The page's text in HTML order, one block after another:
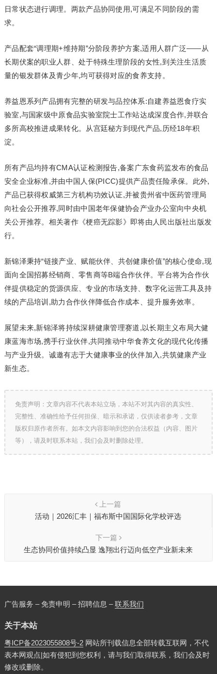
日常状态进行调理。两款产品协同使用,可满足不同阶段的需
求。
产品配套“调理期+维持期”分阶段养护方案,适用人群广泛——从
长期伏案的职业人群、处于特殊生理阶段的女性,到关注生活质
量的银发群体及青少年,均可获得对应的食养支持。
养益恩系列产品拥有完整的研发与品控体系:自建养益恩食疗实
验室,与国家级中原食品实验室院士工作站达成深度合作,并联合
多所高校推进成果转化。从宫廷秘方到现代产品,历经18年积
淀。
所有产品均持有CMA认证检测报告,备案广东食药监发布的食品
安全企业标准,并由中国人保(PICC)提供产品责任险承保。此外,
产品已获得权威第三方机构功效认证,并被贵州省中医药管理局
向社会公开推荐,同时由中国老年保健协会产业办公室向中央机
关公开推荐。相关著作《梗癌无踪影》即将由人民出版社出版发
行。
新锦泽秉持“链接产业、赋能伙伴、共创健康价值”的核心使命,现
面向全国招募经销商、零售商等B端合作伙伴。平台将为合作伙
伴提供稳定的货源供应、专业的市场支持、数字化运营工具及持
续的产品培训,助力合作伙伴降低合作成本、提升服务效率。
展望未来,新锦泽将持续深耕健康管理赛道,以长期主义布局大健
康蓝海市场,携手行业伙伴,共同推动中华食养文化的现代化传播
与产业升级。诚邀有志于大健康事业的伙伴加入,共筑健康产业
新生态。
免责声明：文章内容不代表本站立场，本站不对其内容的真实性、
完整性、准确性给予任何担保、暗示和承诺，仅供读者参考，文章
版权归原作者所有。如本文内容影响到您的合法权益（内容、图片
等），请及时联系本站，我们会及时删除处理。
上一篇
活动｜2026汇丰｜福布斯中国国际化学校评选
下一篇
生态协同价值持续凸显 逸翔出行迈向低空产业新未来
广告服务 – 免责申明 – 招聘信息 –联系我们
关于本站
粤ICP备2023055808号-2网站所刊载信息全部转载互联网，不代
表本网观点|如有侵犯到您权利，请与我们取得联系，我们会及时
修改或删除。